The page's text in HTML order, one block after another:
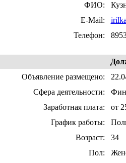
ФИО:
E-Mail:
Телефон:
Объявление размещено:
Сфера деятельности:
Заработная плата:
от
График работы:
Возраст:
34
Пол: